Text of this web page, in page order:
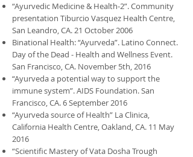
“Ayurvedic Medicine & Health-2”. Community
presentation Tiburcio Vasquez Health Centre,
San Leandro, CA. 21 October 2006
Binational Health: “Ayurveda”. Latino Connect.
Day of the Dead - Health and Wellness Event.
San Francisco, CA. November 5th, 2016
“Ayurveda a potential way to support the
immune system”. AIDS Foundation. San
Francisco, CA. 6 September 2016
“Ayurveda source of Health” La Clinica,
California Health Centre, Oakland, CA. 11 May
2016
“Scientific Mastery of Vata Dosha Trough